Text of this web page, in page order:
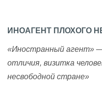
ИНОАГЕНТ ПЛОХОГО
«Иностранный агент» —
отличия, визитка
несвободной стране»